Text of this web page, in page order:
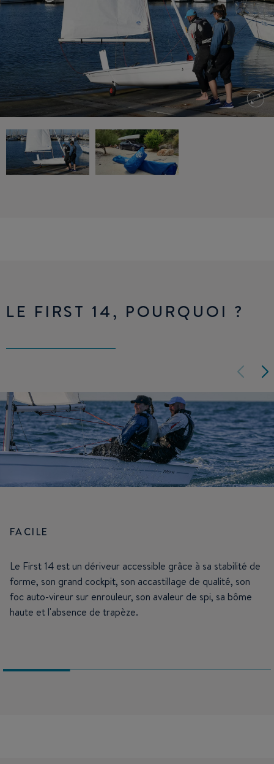
LE FIRST 14, POURQUOI ?
FACILE
Le First 14 est un dériveur accessible grâce à sa stabilité de
forme, son grand cockpit, son accastillage de qualité, son
foc auto-vireur sur enrouleur, son avaleur de spi, sa bôme
haute et l'absence de trapèze.